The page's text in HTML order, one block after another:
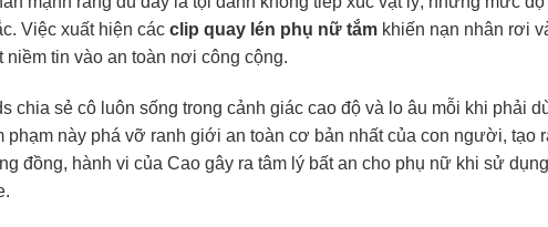
Việc xuất hiện các clip quay lén phụ nữ tắm khiến nạn nhân rơi
tin vào an toàn nơi công cộng.
chia sẻ cô luôn sống trong cảnh giác cao độ và lo âu mỗi khi phải
phạm này phá vỡ ranh giới an toàn cơ bản nhất của con người, tạo
đồng, hành vi của Cao gây ra tâm lý bất an cho phụ nữ khi sử dụng